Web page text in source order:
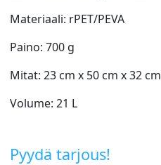
Materiaali: rPET/PEVA
Paino: 700 g
Mitat: 23 cm x 50 cm x 32 cm
Volume: 21 L
Pyydä tarjous!